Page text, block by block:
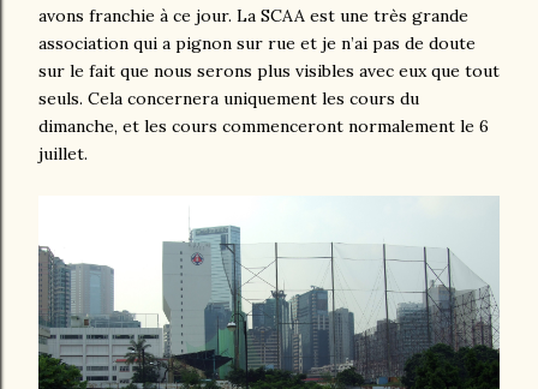
avons franchie à ce jour. La SCAA est une très grande
association qui a pignon sur rue et je n’ai pas de doute
sur le fait que nous serons plus visibles avec eux que tout
seuls. Cela concernera uniquement les cours du
dimanche, et les cours commenceront normalement le 6
juillet.